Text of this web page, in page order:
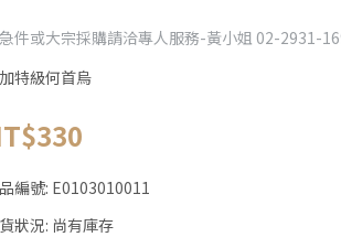
件或大宗採購請洽專人服務-黃小姐 02-2931-
特級何首烏
編號: E0103010011
狀況: 尚有庫存